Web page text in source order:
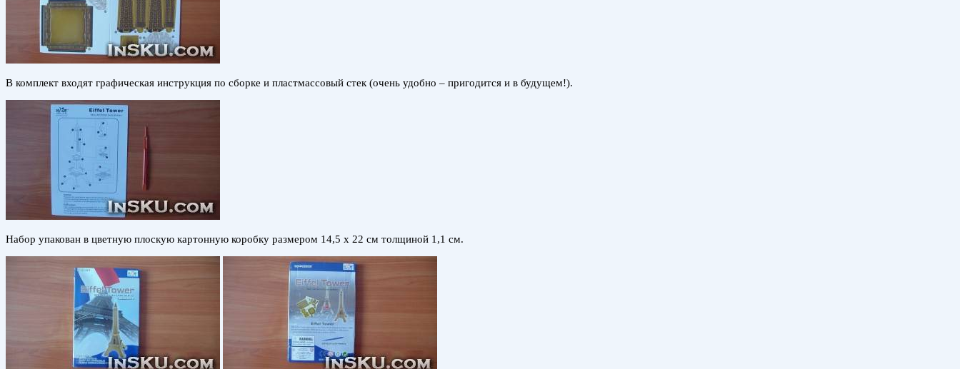
В комплект входят графическая инструкция по сборке и пластмассовый стек (очень удобно – пригодится и в будущем!).
Набор упакован в цветную плоскую картонную коробку размером 14,5 х 22 см толщиной 1,1 см.